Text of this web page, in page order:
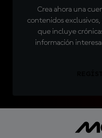
Crea ahora una
contenidos
que incluye
información